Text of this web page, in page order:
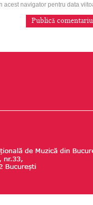
navigator pentru data